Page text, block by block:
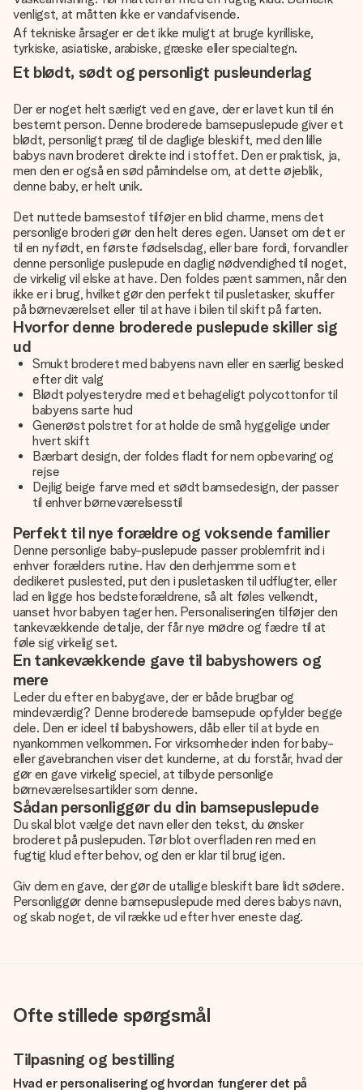
venligst, at måtten ikke er vandafvisende.
Af tekniske årsager er det ikke muligt at bruge kyrilliske,
tyrkiske, asiatiske, arabiske, græske eller specialtegn.
Et blødt, sødt og personligt pusleunderlag
Der er noget helt særligt ved en gave, der er lavet kun til én
bestemt person. Denne broderede bamsepuslepude giver et
blødt, personligt præg til de daglige bleskift, med den lille
babys navn broderet direkte ind i stoffet. Den er praktisk, ja,
men den er også en sød påmindelse om, at dette øjeblik,
denne baby, er helt unik.
Det nuttede bamsestof tilføjer en blid charme, mens det
personlige broderi gør den helt deres egen. Uanset om det er
til en nyfødt, en første fødselsdag, eller bare fordi, forvandler
denne personlige puslepude en daglig nødvendighed til noget,
de virkelig vil elske at have. Den foldes pænt sammen, når den
ikke er i brug, hvilket gør den perfekt til pusletasker, skuffer
på børneværelset eller til at have i bilen til skift på farten.
Hvorfor denne broderede puslepude skiller sig
ud
Smukt broderet med babyens navn eller en særlig besked
efter dit valg
Blødt polyesterydre med et behageligt polycottonfor til
babyens sarte hud
Generøst polstret for at holde de små hyggelige under
hvert skift
Bærbart design, der foldes fladt for nem opbevaring og
rejse
Dejlig beige farve med et sødt bamsedesign, der passer
til enhver børneværelsesstil
Perfekt til nye forældre og voksende familier
Denne personlige baby-puslepude passer problemfrit ind i
enhver forælders rutine. Hav den derhjemme som et
dedikeret puslested, put den i pusletasken til udflugter, eller
lad en ligge hos bedsteforældrene, så alt føles velkendt,
uanset hvor babyen tager hen. Personaliseringen tilføjer den
tankevækkende detalje, der får nye mødre og fædre til at
føle sig virkelig set.
En tankevækkende gave til babyshowers og
mere
Leder du efter en babygave, der er både brugbar og
mindeværdig? Denne broderede bamsepude opfylder begge
dele. Den er ideel til babyshowers, dåb eller til at byde en
nyankommen velkommen. For virksomheder inden for baby-
eller gavebranchen viser det kunderne, at du forstår, hvad der
gør en gave virkelig speciel, at tilbyde personlige
børneværelsesartikler som denne.
Sådan personliggør du din bamsepuslepude
Du skal blot vælge det navn eller den tekst, du ønsker
broderet på puslepuden. Tør blot overfladen ren med en
fugtig klud efter behov, og den er klar til brug igen.
Giv dem en gave, der gør de utallige bleskift bare lidt sødere.
Personliggør denne bamsepuslepude med deres babys navn,
og skab noget, de vil række ud efter hver eneste dag.
Ofte stillede spørgsmål
Tilpasning og bestilling
Hvad er personalisering og hvordan fungerer det på